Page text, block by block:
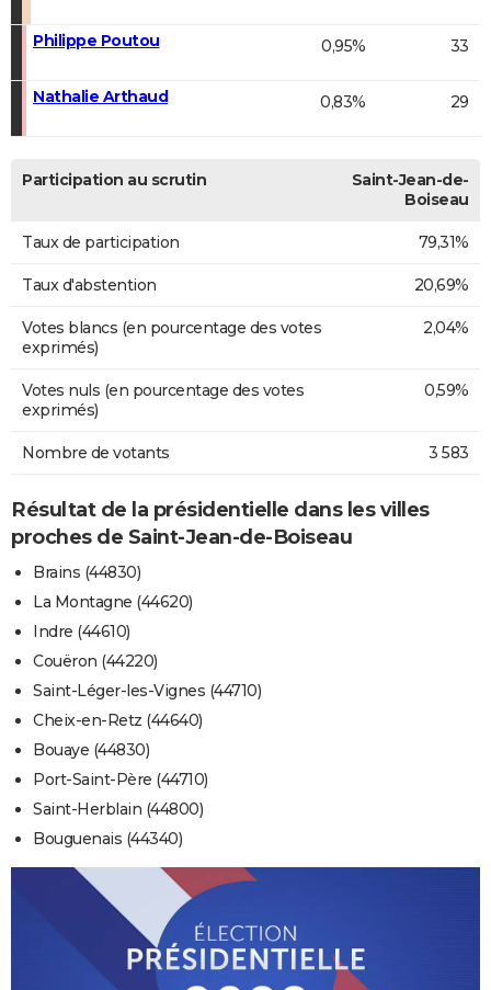
Philippe Poutou 0,95% 33
Nathalie Arthaud 0,83% 29
Participation au scrutin
Saint-Jean-de-
Boiseau
Taux de participation 79,31%
Taux d'abstention 20,69%
Votes blancs (en pourcentage des votes
exprimés)
2,04%
Votes nuls (en pourcentage des votes
exprimés)
0,59%
Nombre de votants 3 583
Résultat de la présidentielle dans les villes
proches de Saint-Jean-de-Boiseau
Brains (44830)
La Montagne (44620)
Indre (44610)
Couëron (44220)
Saint-Léger-les-Vignes (44710)
Cheix-en-Retz (44640)
Bouaye (44830)
Port-Saint-Père (44710)
Saint-Herblain (44800)
Bouguenais (44340)